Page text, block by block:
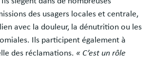
des usagers locales et centrale,
avec la douleur, la dénutrition ou les
Ils participent également à
des réclamations. « C’est un rôle